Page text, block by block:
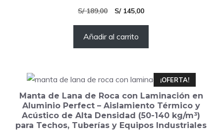
de 5
S/189,00
El
precio
original
era:
S/145,00El
precio
es:
Añadir al carrito
¡OFERTA!
Manta de Lana de Roca con Laminación en
Aluminio Perfect – Aislamiento Térmico y
Acústico de Alta Densidad (50-140 kg/m³)
para Techos, Tuberías y Equipos Industriales